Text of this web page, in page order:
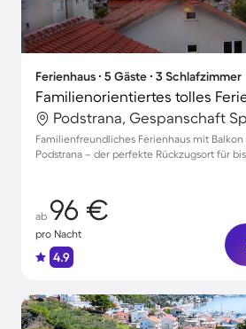
Ferienhaus ∙ 5 Gäste ∙ 3 Schlafzimmer
Familienfreundliches Ferienhaus mit
Podstrana – der perfekte Rückzugsort für
ab 96 €
pro Nacht
4.9